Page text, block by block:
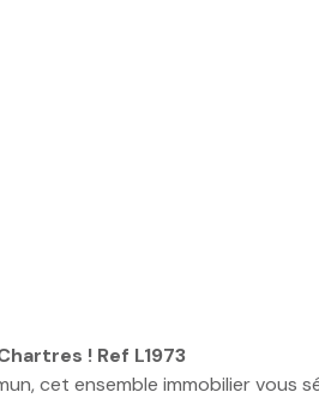
! Ref L1973
cet ensemble immobilier vous